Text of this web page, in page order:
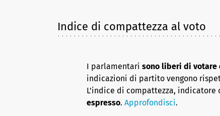
Indice di compattezza al voto
I parlamentari sono liberi di votare
indicazioni di partito vengono
L’indice di compattezza,
espresso. Approfondisci.